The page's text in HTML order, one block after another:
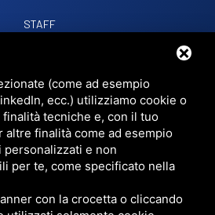
STAFF
GIOVANNI XXIII, 39, 44021 CODIGORO FE
EROG. PUBBLICHE
SITO È PROTETTO DA GOOGLE RECAPTCHA
ETERMS OF SERVICEDI GOOGLE.
(come ad esempio
ecc.) utilizziamo cookie o
tecniche e, con il tuo
altre finalità come ad esempio
e non
per te, come specificato nella
con la crocetta o cliccando